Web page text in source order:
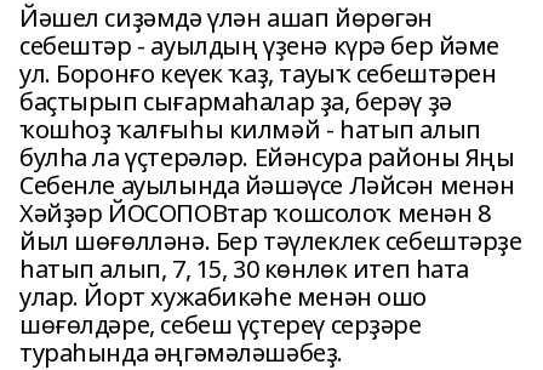
Йәшел сиҙәмдә үлән ашап йөрөгән
себештәр - ауылдың үҙенә күрә бер йәме
ул. Боронғо кеүек ҡаҙ, тауыҡ себештәрен
баҫтырып сығармаһалар ҙа, берәү ҙә
ҡошһоҙ ҡалғыһы килмәй - һатып алып
булһа ла үҫтерәләр. Ейәнсура районы Яңы
Себенле ауылында йәшәүсе Ләйсән менән
Хәйҙәр ЙОСОПОВтар ҡошсолоҡ менән 8
йыл шөғөлләнә. Бер тәүлеклек себештәрҙе
һатып алып, 7, 15, 30 көнлөк итеп һата
улар. Йорт хужабикәһе менән ошо
шөғөлдәре, себеш үҫтереү серҙәре
тураһында әңгәмәләшәбеҙ.